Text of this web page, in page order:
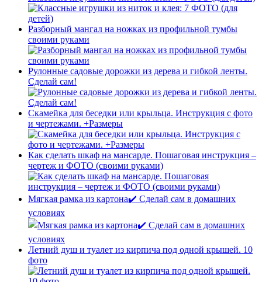
Разборный мангал на ножках из профильной тумбы
своими руками
Рулонные садовые дорожки из дерева и гибкой ленты.
Сделай сам!
Скамейка для беседки или крыльца. Инструкция с фото
и чертежами. +Размеры
Как сделать шкаф на мансарде. Пошаговая инструкция –
чертеж и ФОТО (своими руками)
Мягкая рамка из картона✔️ Сделай сам в домашних
условиях
Летний душ и туалет из кирпича под одной крышей. 10
фото